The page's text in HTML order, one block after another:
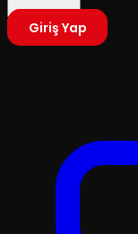
Giriş Yap